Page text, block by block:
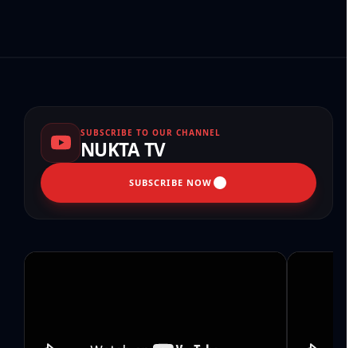
SUBSCRIBE TO OUR CHANNEL
NUKTA TV
SUBSCRIBE NOW